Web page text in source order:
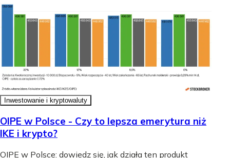
Inwestowanie i kryptowaluty
OIPE w Polsce - Czy to lepsza emerytura niż
IKE i krypto?
OIPE w Polsce: dowiedz się, jak działa ten produkt